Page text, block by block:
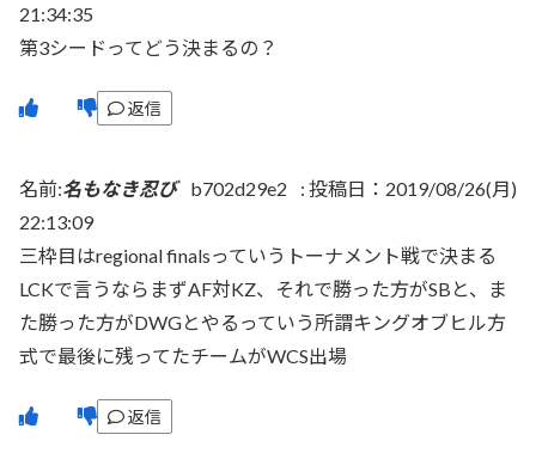
21:34:35
第3シードってどう決まるの？
返信
名前:名もなき忍び b702d29e2 : 投稿日：2019/08/26(月)
22:13:09
三枠目はregional finalsっていうトーナメント戦で決まる
LCKで言うならまずAF対KZ、それで勝った方がSBと、ま
た勝った方がDWGとやるっていう所謂キングオブヒル方
式で最後に残ってたチームがWCS出場
返信